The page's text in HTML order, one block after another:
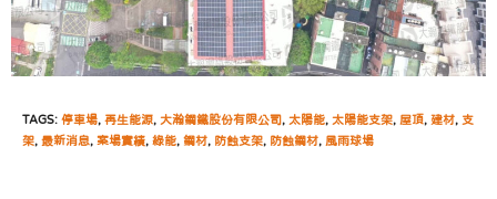
TAGS: 停車場, 再生能源, 大瀚鋼鐵股份有限公司, 太陽能, 太陽能支架, 屋頂, 建材, 支
架, 最新消息, 案場實績, 綠能, 鋼材, 防蝕支架, 防蝕鋼材, 風雨球場